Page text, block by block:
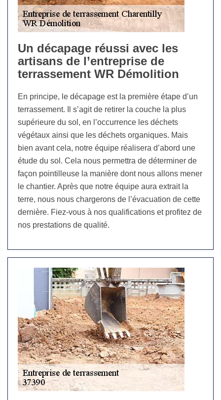
Un décapage réussi avec les
artisans de l’entreprise de
terrassement WR Démolition
En principe, le décapage est la première étape d’un
terrassement. Il s’agit de retirer la couche la plus
supérieure du sol, en l’occurrence les déchets
végétaux ainsi que les déchets organiques. Mais
bien avant cela, notre équipe réalisera d’abord une
étude du sol. Cela nous permettra de déterminer de
façon pointilleuse la manière dont nous allons mener
le chantier. Après que notre équipe aura extrait la
terre, nous nous chargerons de l’évacuation de cette
dernière. Fiez-vous à nos qualifications et profitez de
nos prestations de qualité.